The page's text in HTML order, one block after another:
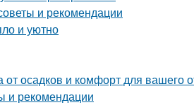
и рекомендации
и уютно
осадков и комфорт для вашего
и рекомендации